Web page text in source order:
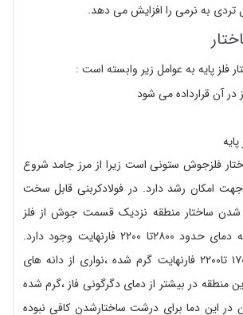
به نرمی را افزایش می دهد.
فلز پایه به عوامل زیر وابسته است :
در آن قرارداده می شود
فلزجوش ستونی است زیرا از مرز جامد شروع
امکان رشد دارد. در فولادکربنی قابل سخت
ساختار منطقه نزدیک قسمت جوش از فلز
پایه بخاطر رسیدن به دمای حدود ۲۸۰۰تا ۲۲۰۰ فارنهایت وجود دارد.
فلزی که در دمای ۱۷۰۰ تا۲۲۰۰ فارنهایت گرم شده ،نواری از دانه های
منطقه در بیشتر از دمای دگرگونی فاز ،گرم شده
در این دما برای درشت ساختارشدن کافی نبوده